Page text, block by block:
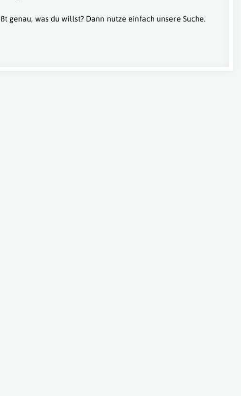
genau, was du willst? Dann nutze einfach unsere Suche.